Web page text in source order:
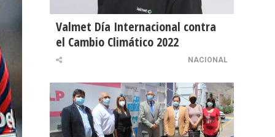
Valmet Día Internacional contra
el Cambio Climático 2022
NACIONAL